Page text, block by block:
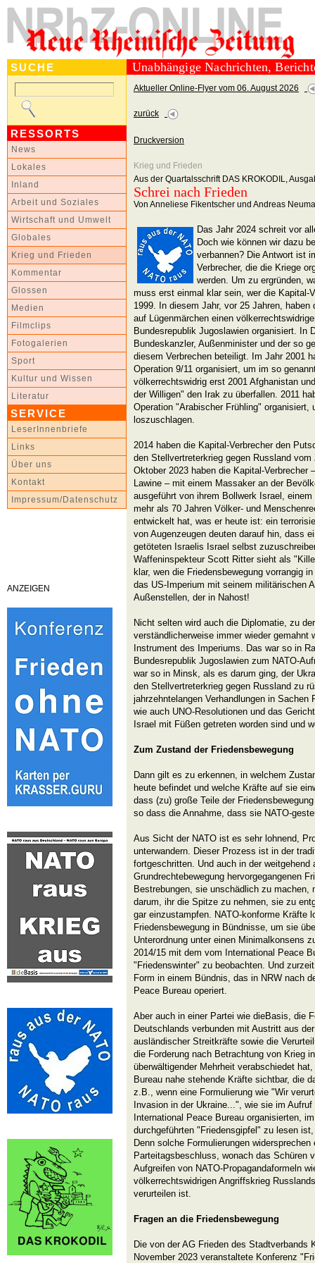
SUCHE
RESSORTS
News
Lokales
Inland
Arbeit und Soziales
Wirtschaft und Umwelt
Globales
Krieg und Frieden
Kommentar
Glossen
Medien
Filmclips
Fotogalerien
Sport
Kultur und Wissen
Literatur
SERVICE
LeserInnenbriefe
Links
Über uns
Kontakt
Impressum/Datenschutz
ANZEIGEN
Unabhängige Nachrichten,
Aktueller Online-Flyer vom 06. August 2026
zurück
Druckversion
Krieg und Frieden
Aus der Quartalsschrift DAS KROKODIL,
Schrei nach Frieden
Von Anneliese Fikentscher und Andreas
Das Jahr 2024 schreit vor
Doch wie können wir dazu
verbannen? Die Antwort ist
Verbrecher, die die Kriege
werden. Um zu ergründen,
muss erst einmal klar sein, wer die Kapital-
1999. In diesem Jahr, vor 25 Jahren, haben
auf Lügenmärchen einen
Bundesrepublik Jugoslawien organisiert. In
Bundeskanzler, Außenminister und der so
diesem Verbrechen beteiligt. Im Jahr 2001
Operation 9/11 organisiert, um im so
völkerrechtswidrig erst 2001 Afghanistan
der Willigen" den Irak zu überfallen. 2011
Operation "Arabischer Frühling" organisiert,
loszuschlagen.
2014 haben die Kapital-Verbrecher den
den Stellvertreterkrieg gegen Russland
Oktober 2023 haben die Kapital-Verbrecher
Lawine – mit einem Massaker an der
ausgeführt von ihrem Bollwerk Israel,
mehr als 70 Jahren Völker- und
entwickelt hat, was er heute ist: ein
von Augenzeugen deuten darauf hin, dass
getöteten Israelis Israel selbst
Waffeninspekteur Scott Ritter sieht als
klar, wen die Friedensbewegung vorrangig
das US-Imperium mit seinem militärischen
Außenstellen, der in Nahost!
Nicht selten wird auch die Diplomatie, zu
verständlicherweise immer wieder gemahnt
Instrument des Imperiums. Das war so in
Bundesrepublik Jugoslawien zum NATO-
war so in Minsk, als es darum ging, der
den Stellvertreterkrieg gegen Russland zu
jahrzehntelangen Verhandlungen in Sachen
wie auch UNO-Resolutionen und das
Israel mit Füßen getreten worden sind und
Zum Zustand der Friedensbewegung
Dann gilt es zu erkennen, in welchem
heute befindet und welche Kräfte auf sie
dass (zu) große Teile der
so dass die Annahme, dass sie NATO-
Aus Sicht der NATO ist es sehr lohnend,
unterwandern. Dieser Prozess ist in der
fortgeschritten. Und auch in der weitgehend
Grundrechtebewegung hervorgegangenen
Bestrebungen, sie unschädlich zu machen,
darum, ihr die Spitze zu nehmen, sie zu
gar einzustampfen. NATO-konforme Kräfte
Friedensbewegung in Bündnisse, um sie
Unterordnung unter einen Minimalkonsens
2014/15 mit dem vom International Peace
"Friedenswinter" zu beobachten. Und
Form in einem Bündnis, das in NRW nach
Peace Bureau operiert.
Aber auch in einer Partei wie dieBasis, die
Deutschlands verbunden mit Austritt aus
ausländischer Streitkräfte sowie die
die Forderung nach Betrachtung von Krieg
überwältigender Mehrheit verabschiedet
Bureau nahe stehende Kräfte sichtbar, die
z.B., wenn eine Formulierung wie "Wir
Invasion in der Ukraine...", wie sie im
International Peace Bureau organisierten,
durchgeführten "Friedensgipfel" zu lesen
Denn solche Formulierungen
Parteitagsbeschluss, wonach das Schüren
Aufgreifen von NATO-Propagandaformeln
völkerrechtswidrigen Angriffskrieg
verurteilen ist.
Fragen an die Friedensbewegung
Die von der AG Frieden des Stadtverbands
November 2023 veranstaltete Konferenz